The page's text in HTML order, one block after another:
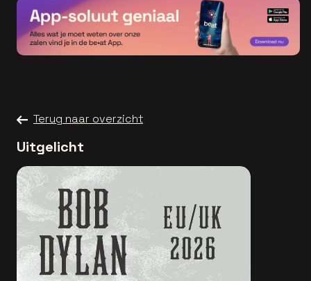
Terug naar overzicht
Uitgelicht